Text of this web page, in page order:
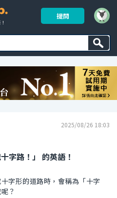
提問
2025/08/26 18:03
字路！」 的英語！
字形的道路時，會稱為「十字
？